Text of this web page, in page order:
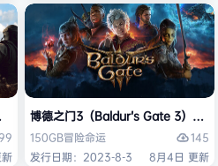
机版/Assassin’s Creed Black Flag
博德之门3（Baldur’s Gate 3）免安
150GB冒险命运
145
发行日期：2023-8-3
8月4日 更新